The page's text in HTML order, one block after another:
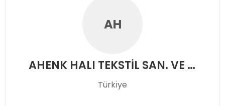
AH
AHENK HALI TEKSTİL SAN. VE TİC. LTD. ŞTİ.
Türkı̇ye